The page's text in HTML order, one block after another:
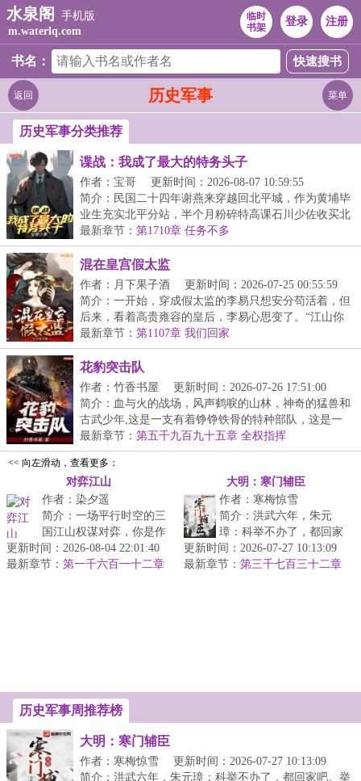
水泉阁
手机版
m.waterlq.com
临时
书架
登录 注册
书名：
历史军事
返回 菜单
历史军事分类推荐
谍战：我成了最大的特务头子
作者：宝哥
更新时间：2026-08-07 10:59:55
简介：民国二十四年谢燕来穿越回北平城，作为黄埔毕
业生充实北平分站，半个月粉碎特高课石川少佐收买北
平...
最新章节： 第1710章 任务不多
混在皇宫假太监
作者：月下果子酒
更新时间：2026-07-25 00:55:59
简介：一开始，穿成假太监的李易只想安分苟活着，但
后来，看着高贵雍容的皇后，李易心思变了。“江山你
坐...
最新章节： 第1107章 我们回家
花豹突击队
作者：竹香书屋
更新时间：2026-07-26 17:51:00
简介：血与火的战场，风声鹤唳的山林，神奇的猛兽和
古武少年,这是一支有着铮铮铁骨的特种部队，这是一
群...
最新章节： 第五千九百九十五章 全权指挥
<< 向左滑动，查看更多：
对弈江山
作者：染夕遥
简介：一场平行时空的三
国江山权谋对弈，你是作
壁上观？执白子？抑或执
黑子？...
更新时间：2026-08-04 22:01:40
最新章节： 第一千六百一十二章
大明：寒门辅臣
作者：寒梅惊雪
简介：洪武六年，朱元
璋：科举不办了，都回家
吧。举人顾正臣：这路都
走了，钱都借了，房租都
更新时间：2026-07-27 10:13:09
最新章节： 第三千七百三十二章
历史军事周推荐榜
大明：寒门辅臣
作者：寒梅惊雪
更新时间：2026-07-27 10:13:09
简介：洪武六年，朱元璋：科举不办了，都回家吧。举